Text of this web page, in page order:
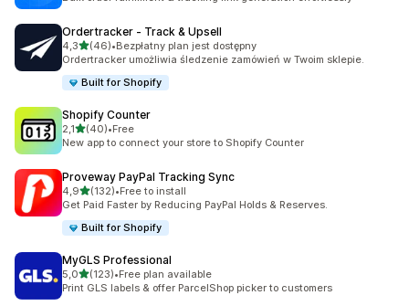
Ordertracker ‑ Track & Upsell
4,3na 5 gwiazdek
(46)
Łączna liczba recenzji: 46
•Bezpłatny plan jest dostępny
Ordertracker umożliwia śledzenie zamówień w Twoim sklepie.
Built for Shopify
Shopify Counter
2,1na 5 gwiazdek
(40)
Łączna liczba recenzji: 40
•Free
New app to connect your store to Shopify Counter
Proveway PayPal Tracking Sync
4,9na 5 gwiazdek
(132)
Łączna liczba recenzji: 132
•Free to install
Get Paid Faster by Reducing PayPal Holds & Reserves.
Built for Shopify
MyGLS Professional
5,0na 5 gwiazdek
(123)
Łączna liczba recenzji: 123
•Free plan available
Print GLS labels & offer ParcelShop picker to customers